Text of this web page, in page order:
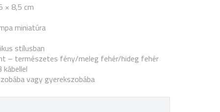
× 8,5 cm
miniatúra
stílusban
– természetes fény/meleg fehér/hideg fehér
kábellel
vagy gyerekszobába